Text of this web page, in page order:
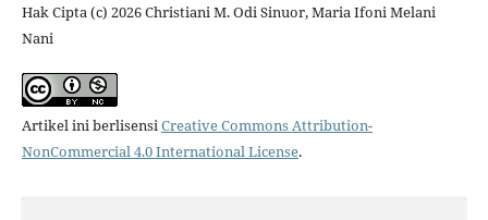
Hak Cipta (c) 2026 Christiani M. Odi Sinuor, Maria Ifoni Melani
Nani
Artikel ini berlisensiCreative Commons Attribution-
NonCommercial 4.0 International License.